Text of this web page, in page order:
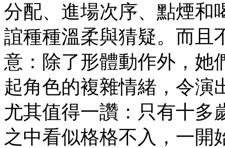
分配、進場次序、點煙和
誼種種溫柔與猜疑。而且
意：除了形體動作外，她
起角色的複雜情緒，令演
尤其值得一讚：只有十多
之中看似格格不入，一開